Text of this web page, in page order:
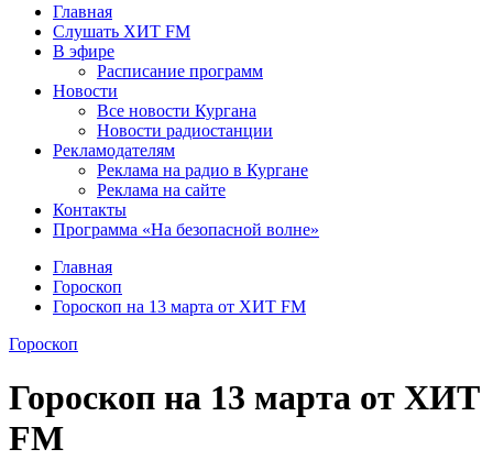
Главная
Слушать ХИТ FM
В эфире
Расписание программ
Новости
Все новости Кургана
Новости радиостанции
Рекламодателям
Реклама на радио в Кургане
Реклама на сайте
Контакты
Программа «На безопасной волне»
Главная
Гороскоп
Гороскоп на 13 марта от ХИТ FM
Гороскоп
Гороскоп на 13 марта от ХИТ
FM